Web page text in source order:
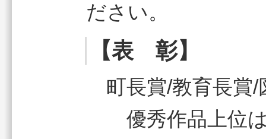
ださい。
【表 彰】
町長賞/教育長
優秀作品上位は